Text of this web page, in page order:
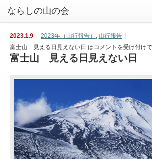
2023.1.9 2023年（山行報告） , 山行報告
富士山 見える日見えない日 はコメントを受け付け
富士山 見える日見えない日